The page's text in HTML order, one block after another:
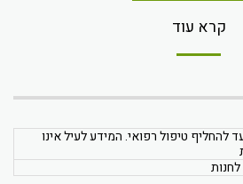
קרא עוד
להחליף טיפול רפואי. המידע לעיל אינו